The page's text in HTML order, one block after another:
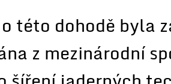
této dohodě byla
z mezinárodní